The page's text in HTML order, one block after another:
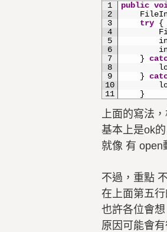
1
2
3
4
5
6
7
8
9
10
11
public
try {
}
}
}
上面的寫法
基本上是ok
就像 有 open
不過，重點
在上面第五
也許各位會
原因可能會